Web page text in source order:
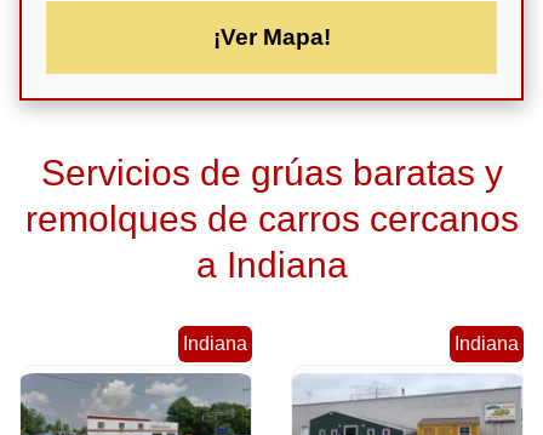
¡Ver Mapa!
Servicios de grúas baratas y
remolques de carros cercanos
a Indiana
Indiana Indiana